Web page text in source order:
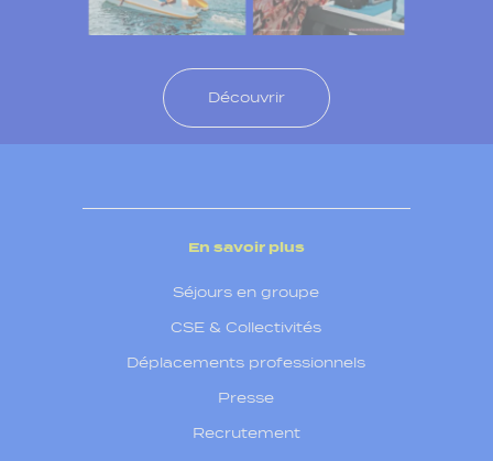
Découvrir
En savoir plus
Séjours en groupe
CSE & Collectivités
Déplacements professionnels
Presse
Recrutement